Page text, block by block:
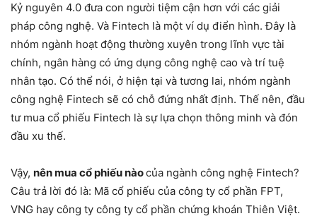
Kỷ nguyên 4.0 đưa con người tiệm cận hơn với các giải
pháp công nghệ. Và Fintech là một ví dụ điển hình. Đây là
nhóm ngành hoạt động thường xuyên trong lĩnh vực tài
chính, ngân hàng có ứng dụng công nghệ cao và trí tuệ
nhân tạo. Có thể nói, ở hiện tại và tương lai, nhóm ngành
công nghệ Fintech sẽ có chỗ đứng nhất định. Thế nên, đầu
tư mua cổ phiếu Fintech là sự lựa chọn thông minh và đón
đầu xu thế.
Vậy, nên mua cổ phiếu nàocủa ngành công nghệ Fintech?
Câu trả lời đó là: Mã cổ phiếu của công ty cổ phần FPT,
VNG hay công ty công ty cổ phần chứng khoán Thiên Việt.